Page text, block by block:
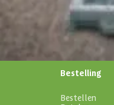
Maak van je
blijf als
Bestelling
Bestellen